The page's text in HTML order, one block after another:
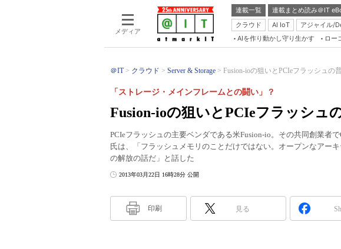
メディア
連載一覧 連載まとめ読み＠IT
クラウド
AI IoT アジャイル/
AIを作り動かし守り生かす ロー
＠IT クラウド Server & Storage Fusion-ioの狙いとPCIeフラッシュの
Fusion-ioの狙いとPCIeフラッシュ
「ストレージ・メインフレームとの闘い」？
PCIeフラッシュの主要ベンダである米Fusion-io。その共同創業者
氏は、「フラッシュメモリのことだけではない。オープンなアー
の解放の話だ」と話した
2013年03月22日 16時28分 公開
印刷 見る